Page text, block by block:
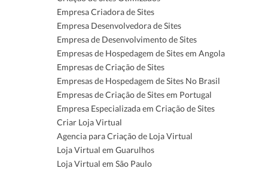
Empresa Criadora de Sites
Empresa Desenvolvedora de Sites
Empresa de Desenvolvimento de Sites
Empresas de Hospedagem de Sites em Angola
Empresas de Criação de Sites
Empresas de Hospedagem de Sites No Brasil
Empresas de Criação de Sites em Portugal
Empresa Especializada em Criação de Sites
Criar Loja Virtual
Agencia para Criação de Loja Virtual
Loja Virtual em Guarulhos
Loja Virtual em São Paulo